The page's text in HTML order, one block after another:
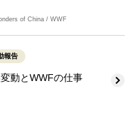
of China / WWF
報告
動とWWFの仕事